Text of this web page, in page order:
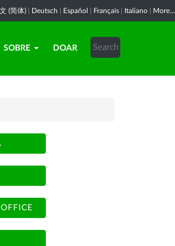
(简体) Deutsch Español Français Italiano More...
SOBRE DOAR